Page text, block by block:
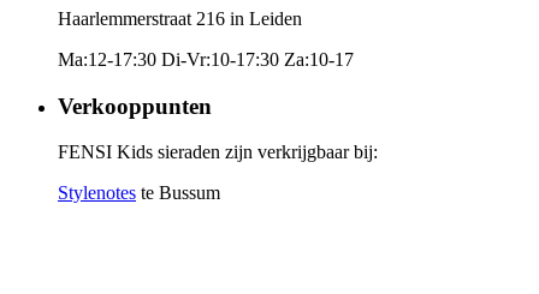
Haarlemmerstraat 216 in Leiden
Ma:12-17:30 Di-Vr:10-17:30 Za:10-17
Verkooppunten
FENSI Kids sieraden zijn verkrijgbaar bij:
Stylenotes te Bussum